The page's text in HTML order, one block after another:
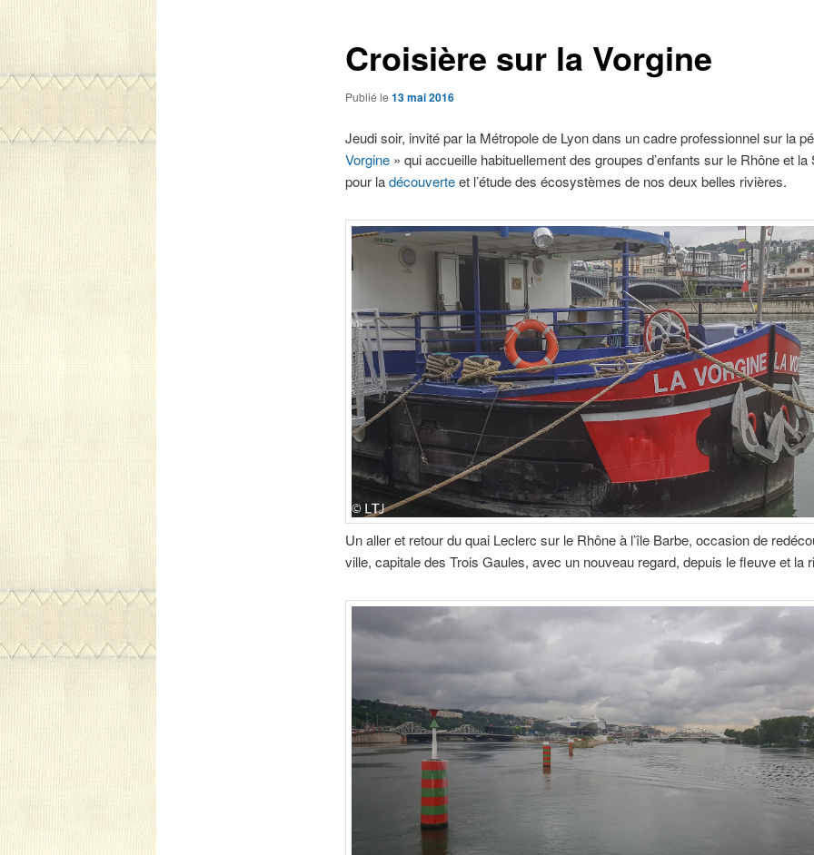
Croisière sur la Vorgine
Publié le 13 mai 2016
Jeudi soir, invité par la Métropole de Lyon dans un cadre professionnel sur la
Vorgine» qui accueille habituellement des groupes d’enfants sur le Rhône et la
pour ladécouverteet l’étude des écosystèmes de nos deux belles rivières.
Un aller et retour du quai Leclerc sur le Rhône à l’île Barbe, occasion de
ville, capitale des Trois Gaules, avec un nouveau regard, depuis le fleuve et la